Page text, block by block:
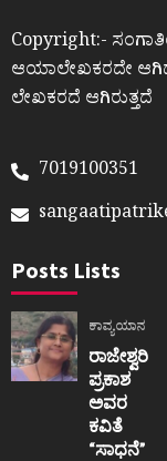
Copyright:-
ಆಯಾಲೇಖಕರದೇ
ಲೇಖಕರದೆ ಆಗಿರುತ್ತದೆ
7019100351
Posts Lists
ಕಾವ್ಯಯಾನ
ರಾಜೇಶ್ವರಿ
ಪ್ರಕಾಶ
ಅವರ
ಕವಿತೆ
“ಸಾಧನೆ”